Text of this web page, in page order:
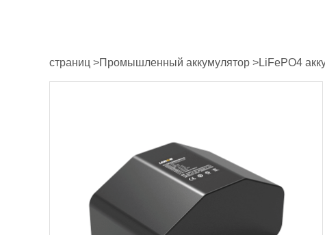
страниц >Промышленный аккумулятор >LiFePO4